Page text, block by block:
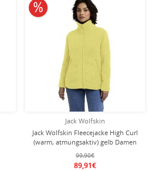
Jack Wolfskin
Jack Wolfskin Fleecejacke High Curl
(warm, atmungsaktiv) gelb Damen
99,90€
89,91€
10% reduziert